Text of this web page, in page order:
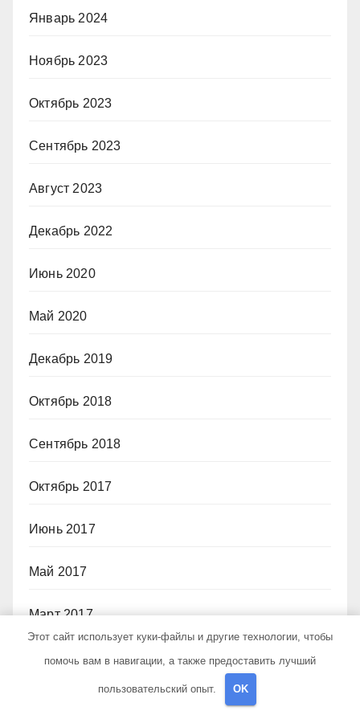
Январь 2024
Ноябрь 2023
Октябрь 2023
Сентябрь 2023
Август 2023
Декабрь 2022
Июнь 2020
Май 2020
Декабрь 2019
Октябрь 2018
Сентябрь 2018
Октябрь 2017
Июнь 2017
Май 2017
Март 2017
Февраль 2017
Этот сайт использует куки-файлы и другие технологии, чтобы
помочь вам в навигации, а также предоставить лучший
пользовательский опыт. OK